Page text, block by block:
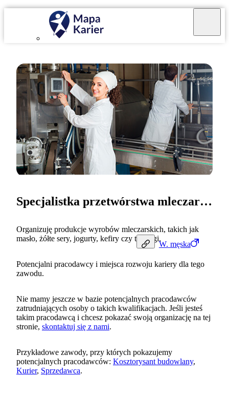
W. męska
Specjalistka przetwórstwa mleczarskiego
Organizuję produkcje wyrobów mleczarskich, takich jak
masło, żółte sery, jogurty, kefiry czy twarogi.
Potencjalni pracodawcy i miejsca rozwoju kariery dla tego
zawodu.
Nie mamy jeszcze w bazie potencjalnych pracodawców
zatrudniających osoby o takich kwalifikacjach. Jeśli jesteś
takim pracodawcą i chcesz pokazać swoją organizację na tej
stronie, skontaktuj się z nami.
Przykładowe zawody, przy których pokazujemy
potencjalnych pracodawców: Kosztorysant budowlany,
Kurier, Sprzedawca.